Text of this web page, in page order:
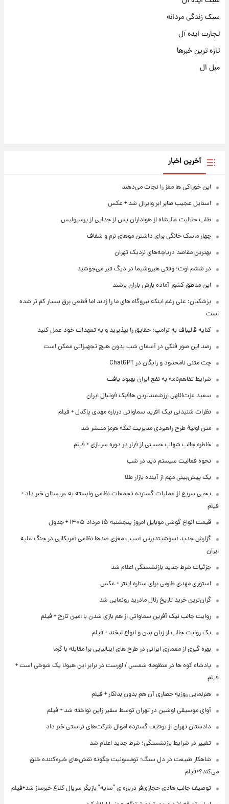
سبک زندگی مردانه
تجارت ایده آل
تازه ترین خبرها
مبل ال
آخرین اخبار
این خوراکی ها مغز را نجات می‌دهند
استایل عجیب صابر ابر وایرال شد + عکس
طلب حلالیت عالیشاه از هواداران پس از جدایی از پرسپولیس
چهار ماسک خانگی برای داشتن موهای نرم و شفاف
بهترین مقاصد دریاچه‌های نزدیک تهران
در ششم اوت؛ وقتی هیروشیما در دیگ قیر می‌جوشید
این مناطق کشور آماده بارش باران باشند
پزشکیان: علی رغم اینکه نیروگاه های ما را زدند اما قطعی برق بسیار کم تر شده
است
کنایه قالیباف به ترامپ: حقایق را بپذیرید و به تعهدات خود عمل کنید
رصد این صور فلکی در آسمان شب بدون هیچ تجهیزاتی ممکن است
چت متنی نامحدود و رایگان در ChatGPT
شرایط تفاهم‌نامه به نفع ایران بهبود یافت
سعید عزت‌اللهی ارزشمندترین هافبک فوتبال ایران
نظرات شنیدنی نیک آفرید سماواتی درباره مهدی پاکدل + فیلم
متن اولیۀ طرح راهبردی مدیریت تنگه هرمز منتشر شد
خاطره جالب شهاب حسینی از فرار در دوره سربازی + فیلم
نحوه فعالیت سیستم دید در شب
یک پیش‌بینی مهم از آینده بازار طلا
یحیی سریع از عملیات گسترده تجمعات نظامی وابسته به عربستان خبر داد +
فیلم
قیمت انواع گوشی موبایل امروز پنجشنبه ۱۵ مرداد ۱۴۰۵ + جدول
گزارش جدید آسوشیتدپرس آسیب مغزی صدها نظامی آمریکایی در جنگ علیه
ایران
جزئیات شرط جدید بازنشستگی اعلام شد
استوری مهدی طارمی برای ستاره اینتر + عکس
گران‌ترین خرید تاریخ رئال مادرید رونمایی شد
روایت جالب نیک آفرین سماواتی از هم بازی شدن با امین تارخ + فیلم
یک روایت جالب از زبان بدن و انواع لبخند + فیلم
بهره گیری از معماری ایرانی در طرح های ایتالیایی برا مقابله با گرما
پادشاه کوه ها در منظومه شمسی / اورست در برابر این هیولا یک شوخی است +
فیلم
هنرنمایی روزبه حصاری آن هم بدون بدلکار + فیلم
آوای موسیقی اوشین در تهران توسط سفیر ژاپن نواخته شد + فیلم
دادستان تهران از توقیف گسترده اموال شرکت‌های تراستی خبر داد
تغییر در شرایط بازنشستگی؛ شرط جدید اعلام شد
شاهکار طبیعت در دل سنگ؛ تومسونیت چگونه نقش‌های خیره‌کننده خلق
می‌کند؟+فیلم
توصیف جالب هادی حجازی‌فر درباره ی "سایه" بازیگر سریال کلاغ خبرساز شد+فیلم